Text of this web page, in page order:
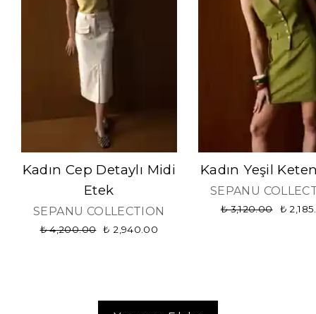
Kadın Cep Detaylı Midi
Etek
SEPANU COLLECTION
₺ 4,200.00 ₺ 2,940.00
Kadın Yeşil
SEPANU
₺ 3,120.00 ₺